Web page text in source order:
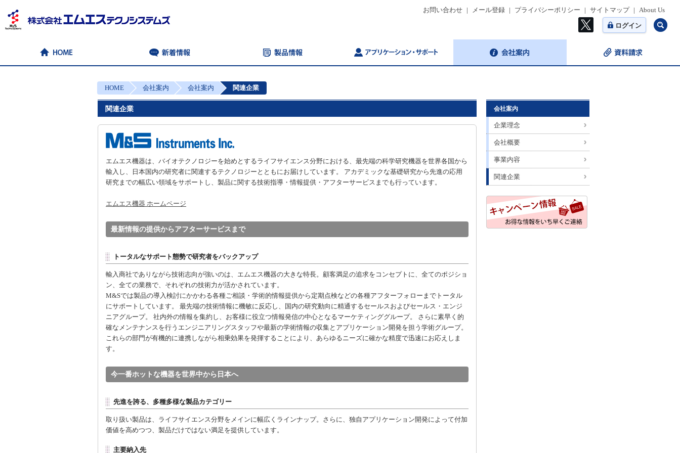
お問い合わせ | メール登録 | プライバシーポリシー | サイトマップ | About Us
ログイン
HOME 会社案内 会社案内 関連企業
関連企業
エムエス機器は、バイオテクノロジーを始めとするライフサイエンス分野における、最先端の科学研究機器を世界各国から
輸入し、日本国内の研究者に関連するテクノロジーとともにお届けしています。 アカデミックな基礎研究から先進の応用
研究までの幅広い領域をサポートし、製品に関する技術指導・情報提供・アフターサービスまでも行っています。
エムエス機器 ホームページ
最新情報の提供からアフターサービスまで
トータルなサポート態勢で研究者をバックアップ
輸入商社でありながら技術志向が強いのは、エムエス機器の大きな特長。顧客満足の追求をコンセプトに、全てのポジショ
ン、全ての業務で、それぞれの技術力が活かされています。
M&Sでは製品の導入検討にかかわる各種ご相談・学術的情報提供から定期点検などの各種アフターフォローまでトータル
にサポートしています。 最先端の技術情報に機敏に反応し、国内の研究動向に精通するセールスおよびセールス・エンジ
ニアグループ。 社内外の情報を集約し、お客様に役立つ情報発信の中心となるマーケティンググループ。 さらに素早く的
確なメンテナンスを行うエンジニアリングスタッフや最新の学術情報の収集とアプリケーション開発を担う学術グループ。
これらの部門が有機的に連携しながら相乗効果を発揮することにより、あらゆるニーズに確かな精度で迅速にお応えしま
す。
今一番ホットな機器を世界中から日本へ
先進を誇る、多種多様な製品カテゴリー
取り扱い製品は、ライフサイエンス分野をメインに幅広くラインナップ。さらに、独自アプリケーション開発によって付加
価値を高めつつ、製品だけではない満足を提供しています。
主要納入先
会社案内
企業理念
会社概要
事業内容
関連企業